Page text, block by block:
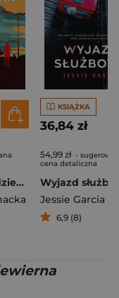
Skamieniałe dziewczyny
KSIĄŻKA
36,84 zł
54,99 zł -
cena detaliczna
Wyjazd
Jessie Garcia
6,9 (8)